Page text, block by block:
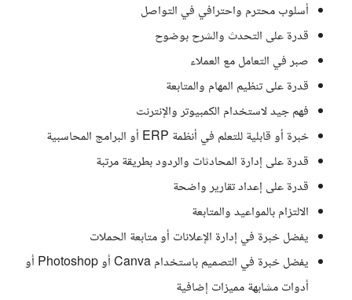
أسلوب محترم واحترافي في التواصل
قدرة على التحدث والشرح بوضوح
صبر في التعامل مع العملاء
قدرة على تنظيم المهام والمتابعة
فهم جيد لاستخدام الكمبيوتر والإنترنت
خبرة أو قابلية للتعلم في أنظمة ERP أو البرامج المحاسبية
قدرة على إدارة المحادثات والردود بطريقة مرتبة
قدرة على إعداد تقارير واضحة
الالتزام بالمواعيد والمتابعة
يفضل خبرة في إدارة الإعلانات أو متابعة الحملات
يفضل خبرة في التصميم باستخدام Canva أو Photoshop أو
أدوات مشابهة مميزات إضافية